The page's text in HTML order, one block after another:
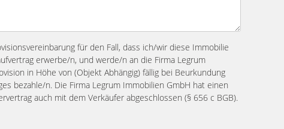
für den Fall, dass ich/wir diese Immobilie
erwerbe/n, und werde/n an die Firma Legrum
in Höhe von (Objekt Abhängig) fällig bei Beurkundung
bezahle/n. Die Firma Legrum Immobilien GmbH hat einen
auch mit dem Verkäufer abgeschlossen (§ 656 c BGB).